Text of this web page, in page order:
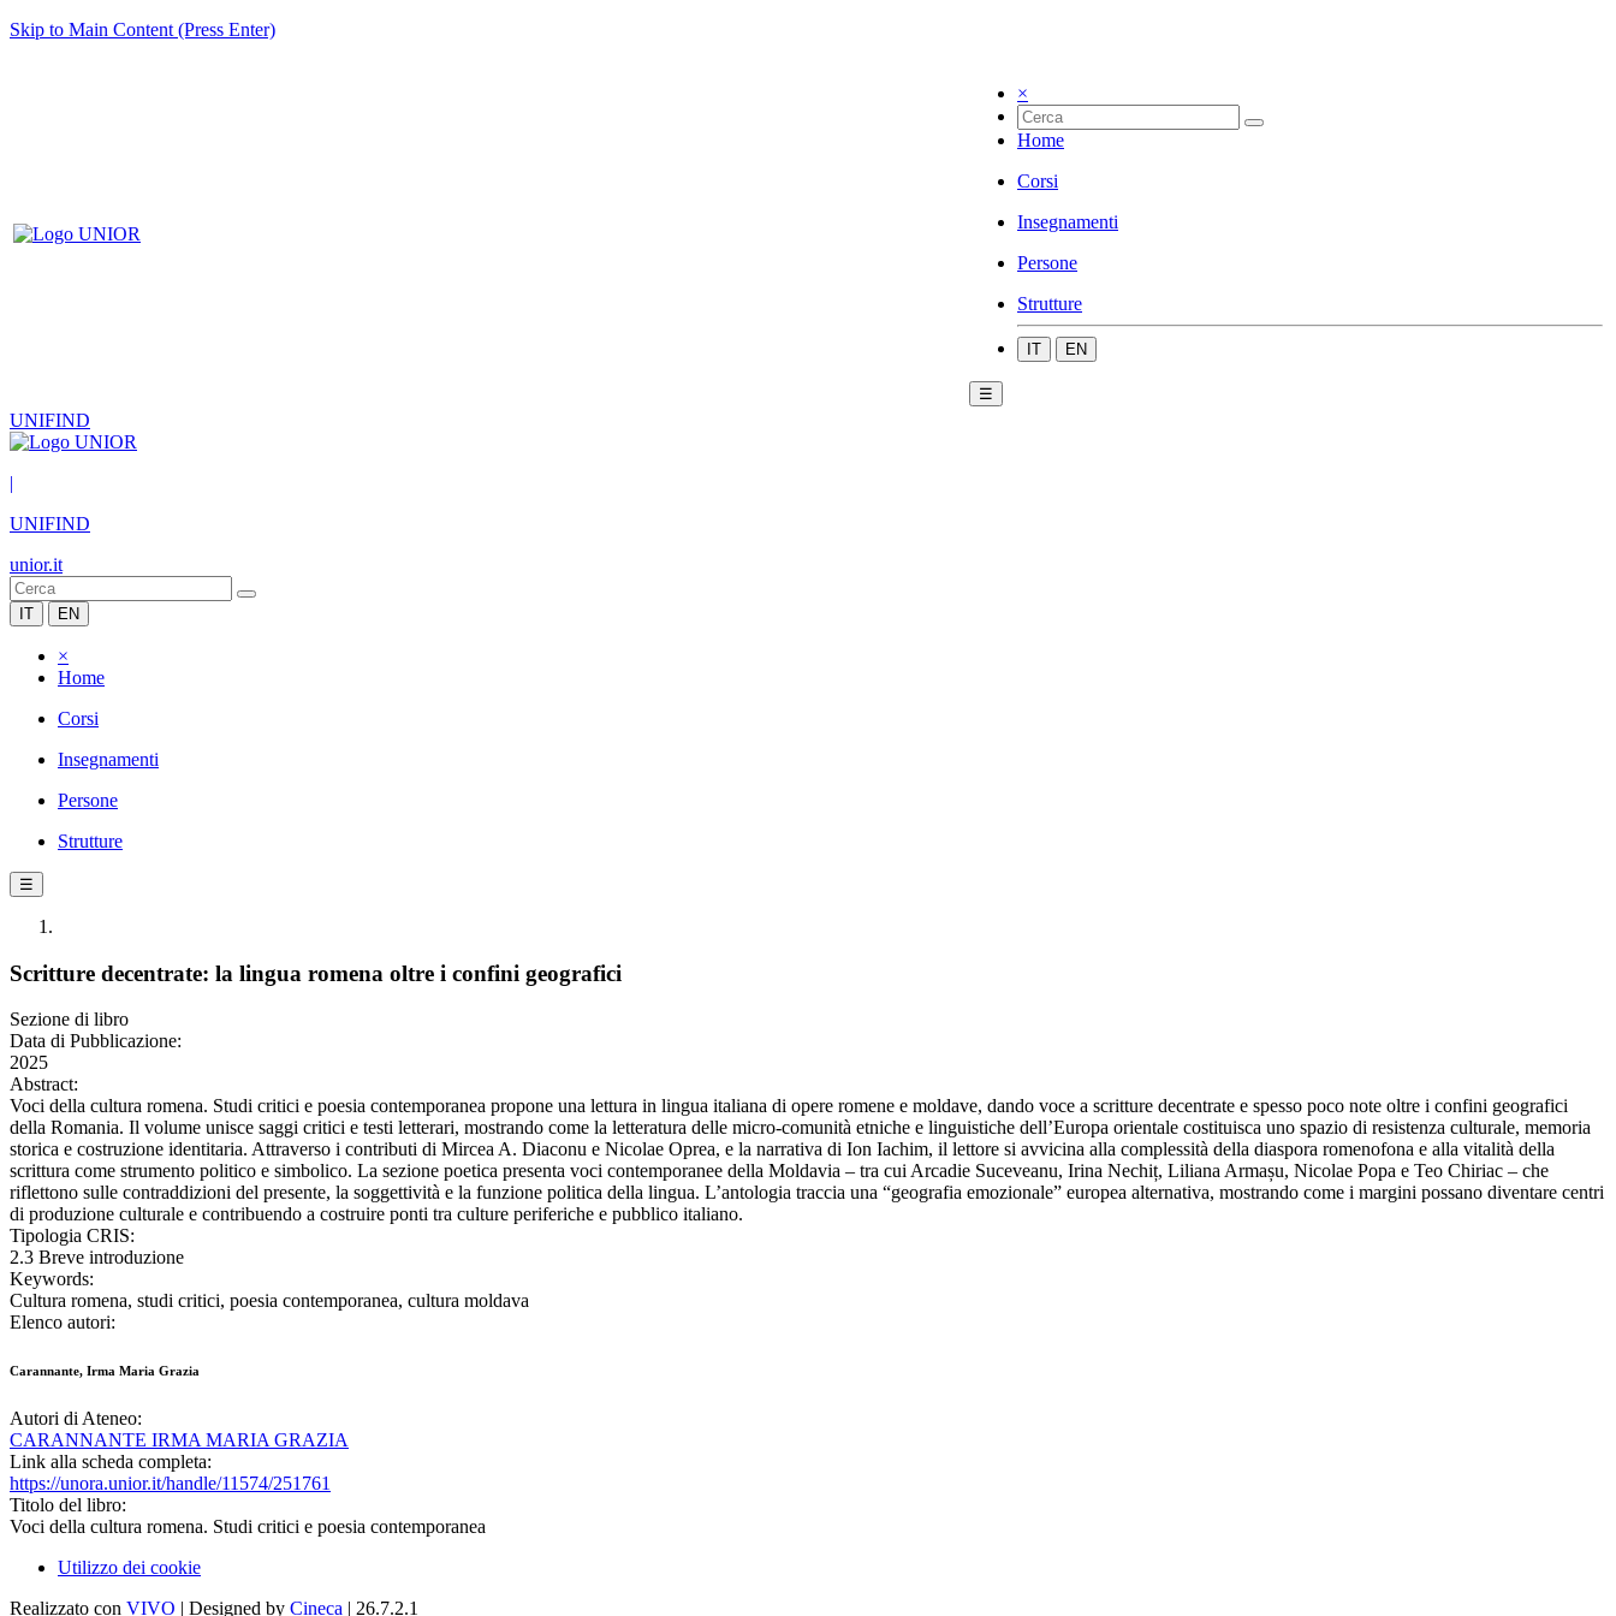
Skip to Main Content (Press Enter)
×
Home
Corsi
Insegnamenti
Persone
Strutture
IT EN
☰
UNIFIND
|
UNIFIND
unior.it
IT EN
×
Home
Corsi
Insegnamenti
Persone
Strutture
☰
Scritture decentrate: la lingua romena oltre i confini geografici
Sezione di libro
Data di Pubblicazione:
2025
Abstract:
Voci della cultura romena. Studi critici e poesia contemporanea propone una lettura in lingua italiana di opere romene e moldave, dando voce a scritture decentrate e spesso poco note oltre i confini geografici
della Romania. Il volume unisce saggi critici e testi letterari, mostrando come la letteratura delle micro-comunità etniche e linguistiche dell’Europa orientale costituisca uno spazio di resistenza culturale, memoria
storica e costruzione identitaria. Attraverso i contributi di Mircea A. Diaconu e Nicolae Oprea, e la narrativa di Ion Iachim, il lettore si avvicina alla complessità della diaspora romenofona e alla vitalità della
scrittura come strumento politico e simbolico. La sezione poetica presenta voci contemporanee della Moldavia – tra cui Arcadie Suceveanu, Irina Nechiț, Liliana Armașu, Nicolae Popa e Teo Chiriac – che
riflettono sulle contraddizioni del presente, la soggettività e la funzione politica della lingua. L’antologia traccia una “geografia emozionale” europea alternativa, mostrando come i margini possano diventare centri
di produzione culturale e contribuendo a costruire ponti tra culture periferiche e pubblico italiano.
Tipologia CRIS:
2.3 Breve introduzione
Keywords:
Cultura romena, studi critici, poesia contemporanea, cultura moldava
Elenco autori:
Carannante, Irma Maria Grazia
Autori di Ateneo:
CARANNANTE IRMA MARIA GRAZIA
Link alla scheda completa:
https://unora.unior.it/handle/11574/251761
Titolo del libro:
Voci della cultura romena. Studi critici e poesia contemporanea
Utilizzo dei cookie
Realizzato con VIVO | Designed by Cineca | 26.7.2.1